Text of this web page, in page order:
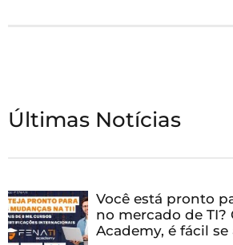
Últimas Notícias
Você está pronto
no mercado de TI?
Academy, é fácil